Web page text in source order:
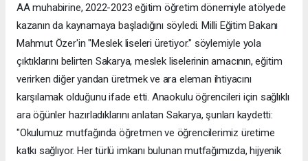
AA muhabirine, 2022-2023 eğitim öğretim dönemiyle atölyede
kazanın da kaynamaya başladığını söyledi. Milli Eğitim Bakanı
Mahmut Özer'in "Meslek liseleri üretiyor." söylemiyle yola
çıktıklarını belirten Sakarya, meslek liselerinin amacının, eğitim
verirken diğer yandan üretmek ve ara eleman ihtiyacını
karşılamak olduğunu ifade etti. Anaokulu öğrencileri için sağlıklı
ara öğünler hazırladıklarını anlatan Sakarya, şunları kaydetti:
"Okulumuz mutfağında öğretmen ve öğrencilerimiz üretime
katkı sağlıyor. Her türlü imkanı bulunan mutfağımızda, hijyenik